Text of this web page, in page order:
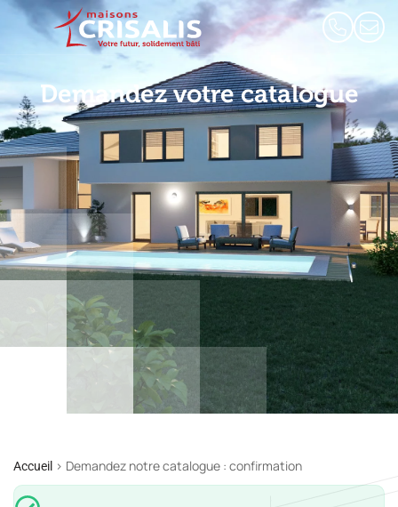
Demandez votre catalogue
Accueil > Demandez notre catalogue : confirmation